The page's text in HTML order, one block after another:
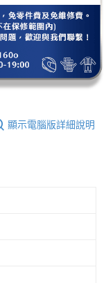
顯示電腦版詳細說明